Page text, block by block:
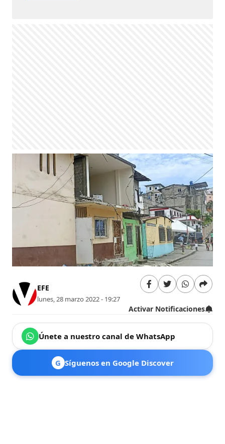
EFE
lunes, 28 marzo 2022 - 19:27
Activar Notificaciones
Únete a nuestro canal de WhatsApp
G Síguenos en Google Discover